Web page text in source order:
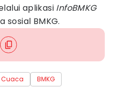
aplikasi InfoBMKG
sosial BMKG.
Cuaca BMKG